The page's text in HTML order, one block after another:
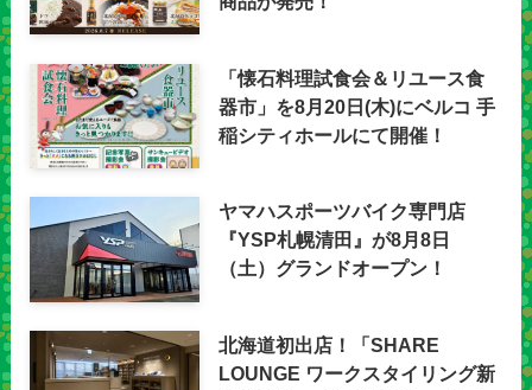
「懐石料理試食会＆リユース食
器市」を8月20日(木)にベルコ 手
稲シティホールにて開催！
ヤマハスポーツバイク専門店
『YSP札幌清田』が8月8日
（土）グランドオープン！
北海道初出店！「SHARE
LOUNGE ワークスタイリング新